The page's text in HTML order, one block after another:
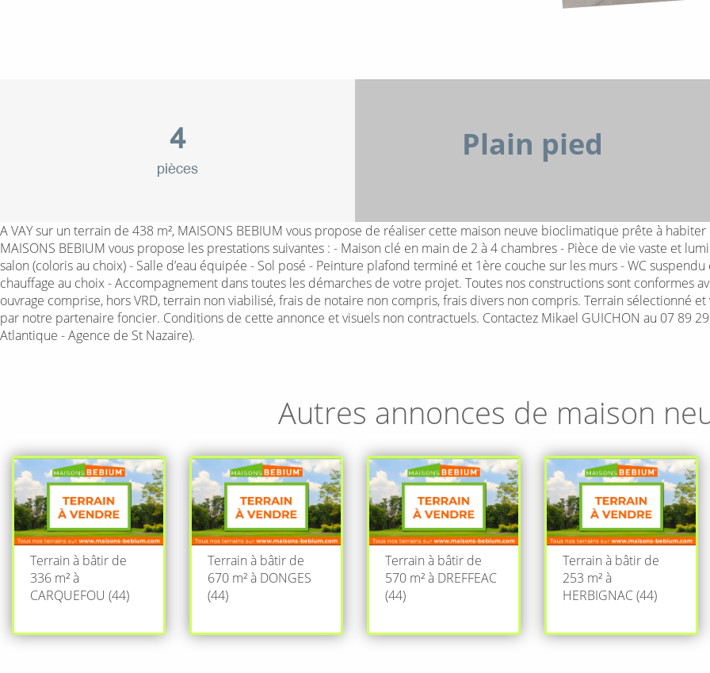
4
pièces
Plain pied
A VAY sur un terrain de 438 m², MAISONS BEBIUM vous propose de réaliser cette maison neuve bioclimatique prête à
MAISONS BEBIUM vous propose les prestations suivantes : - Maison clé en main de 2 à 4 chambres - Pièce de vie vaste et
salon (coloris au choix) - Salle d’eau équipée - Sol posé - Peinture plafond terminé et 1ère couche sur les murs - WC
chauffage au choix - Accompagnement dans toutes les démarches de votre projet. Toutes nos constructions sont conformes
ouvrage comprise, hors VRD, terrain non viabilisé, frais de notaire non compris, frais divers non compris. Terrain sélectionné
par notre partenaire foncier. Conditions de cette annonce et visuels non contractuels. Contactez Mikael GUICHON au 07 89
Atlantique - Agence de St Nazaire).
Autres annonces de maison
Terrain à bâtir de
336 m² à
CARQUEFOU (44)
Terrain à bâtir de
670 m² à DONGES
(44)
Terrain à bâtir de
570 m² à DREFFEAC
(44)
Terrain à bâtir de
253 m² à
HERBIGNAC (44)